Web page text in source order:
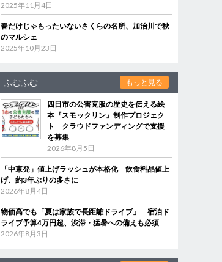
2025年11月4日
春だけじゃもったいないさくらの名所、加治川で秋
のマルシェ
2025年10月23日
ふむふむ もっと見る
四日市の公害克服の歴史を伝える絵
本『スモックリン』制作プロジェク
ト クラウドファンディングで支援
を募集
2026年8月5日
「中東発」値上げラッシュが本格化 飲食料品値上
げ、約3年ぶりの多さに
2026年8月4日
物価高でも「夏は家族で長距離ドライブ」 宿泊ド
ライブ予算4万円超、渋滞・猛暑への備えも必須
2026年8月3日